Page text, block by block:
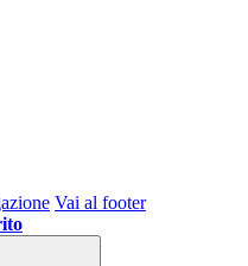
Vai al footer